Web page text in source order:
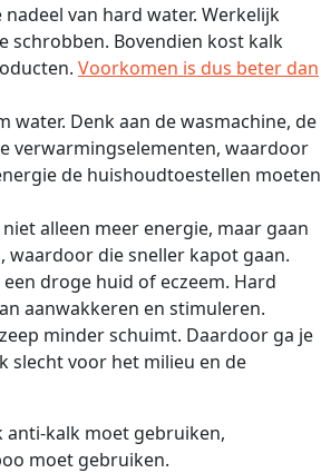
van hard water. Werkelijk
schrobben. Bovendien kost kalk
Voorkomen is dus beter dan
Denk aan de wasmachine, de
verwarmingselementen, waardoor
de huishoudtoestellen moeten
alleen meer energie, maar gaan
waardoor die sneller kapot gaan.
droge huid of eczeem. Hard
aanwakkeren en stimuleren.
minder schuimt. Daardoor ga je
slecht voor het milieu en de
anti-kalk moet gebruiken,
moet gebruiken.